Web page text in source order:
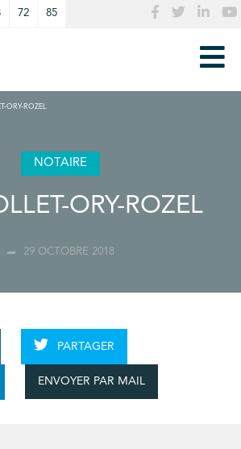
72 85
ORY-ROZEL
NOTAIRE
ORY-ROZEL
29 OCTOBRE 2018
PARTAGER
ENVOYER PAR MAIL
panel